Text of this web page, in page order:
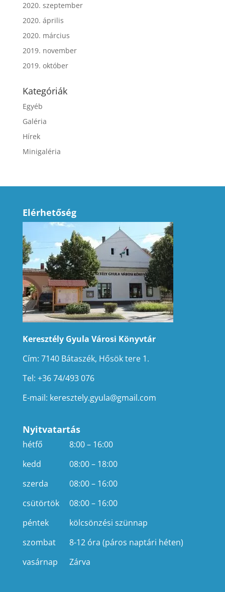
2020. szeptember
2020. április
2020. március
2019. november
2019. október
Kategóriák
Egyéb
Galéria
Hírek
Minigaléria
Elérhetőség
Keresztély Gyula Városi Könyvtár
Cím: 7140 Bátaszék, Hősök tere 1.
Tel: +36 74/493 076
E-mail: keresztely.gyula@gmail.com
Nyitvatartás
hétfő
8:00 – 16:00
kedd
08:00 – 18:00
szerda
08:00 – 16:00
csütörtök
08:00 – 16:00
péntek
kölcsönzési szünnap
szombat
8-12 óra (páros naptári héten)
vasárnap
Zárva